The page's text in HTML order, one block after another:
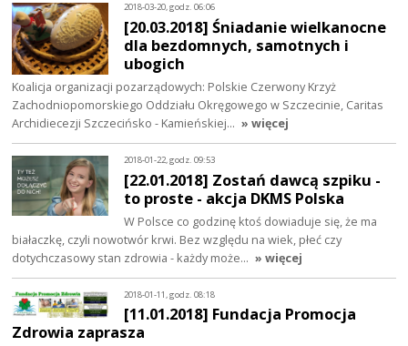
2018-03-20, godz. 06:06
[20.03.2018] Śniadanie wielkanocne
dla bezdomnych, samotnych i
ubogich
Koalicja organizacji pozarządowych: Polskie Czerwony Krzyż
Zachodniopomorskiego Oddziału Okręgowego w Szczecinie, Caritas
Archidiecezji Szczecińsko - Kamieńskiej… » więcej
2018-01-22, godz. 09:53
[22.01.2018] Zostań dawcą szpiku -
to proste - akcja DKMS Polska
W Polsce co godzinę ktoś dowiaduje się, że ma
białaczkę, czyli nowotwór krwi. Bez względu na wiek, płeć czy
dotychczasowy stan zdrowia - każdy może… » więcej
2018-01-11, godz. 08:18
[11.01.2018] Fundacja Promocja
Zdrowia zaprasza